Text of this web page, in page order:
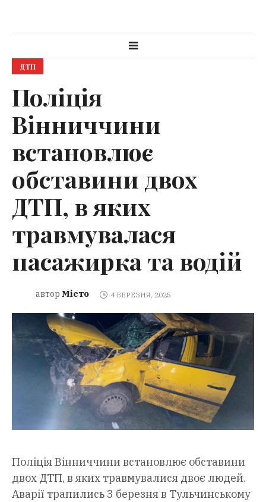
ДТП
Поліція
Вінниччини
встановлює
обставини двох
ДТП, в яких
травмувалася
пасажирка та водій
автор Місто 4 БЕРЕЗНЯ, 2025
Поліція Вінниччини встановлює обставини
двох ДТП, в яких травмувалися двоє людей.
Аварії трапились 3 березня в Тульчинському